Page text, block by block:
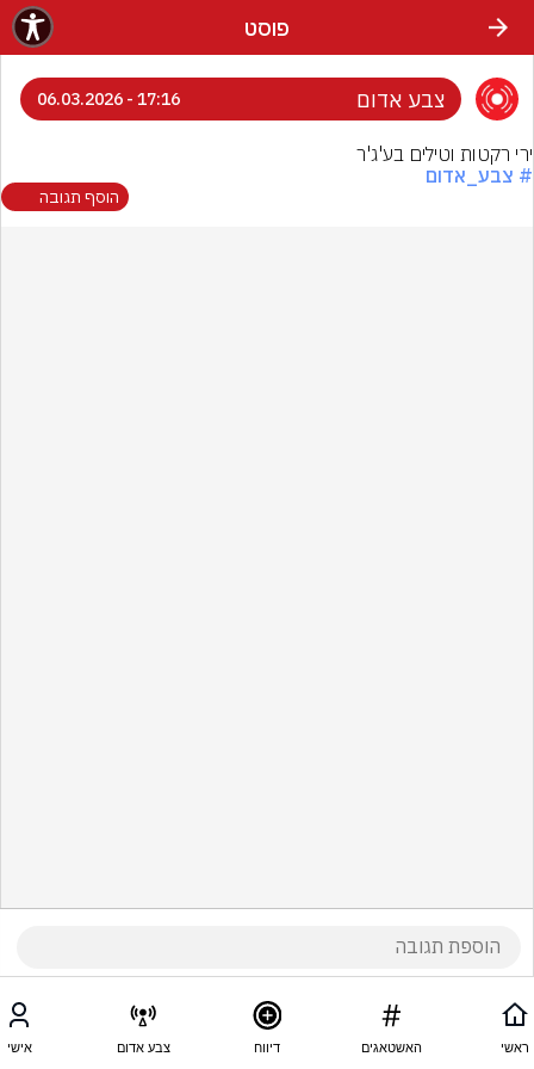
פוסט
צבע אדום 17:16 - 06.03.2026
ירי רקטות וטילים בע'ג'ר
# צבע_אדום
הוסף תגובה
ראשי האשטאגים דיווח צבע אדום אישי